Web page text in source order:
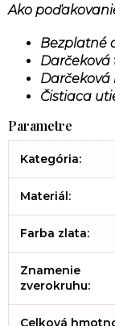
Ako
Bezplatné
Darčeková
Darčeková
Čistiaca
Kategória:
Materiál:
Farba zlata:
Znamenie
zverokruhu:
Celková